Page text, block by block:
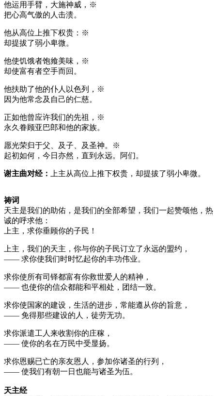
他运用手臂，大施神威，※
把心高气傲的人击溃。
他从高位上推下权贵：※
却提拔了弱小卑微。
他使饥饿者饱飨美味，※
却使富有者空手而回。
他扶助了他的仆人以色列，※
因为他常念及自己的仁慈。
正如他曾应许我们的先祖，※
永久眷顾亚巴郎和他的家族。
愿光荣归于父、及子、及圣神。※
起初如何，今日亦然，直到永远。阿们。
谢主曲对经： 上主从高位上推下权贵，却提拔了弱小卑微。
祷词
天主是我们的助佑，是我们的全部希望，我们一起赞颂他，热
诚的呼求他：
上主，求你垂顾你的子民！
上主，我们的天主，你与你的子民订立了永远的盟约，
—— 求你使我们时时忆起你的丰功伟业。
求你使所有司铎都富有你救世爱人的精神，
—— 也使你的信众都能和平相处，团结一致。
求你使国家的建设，生活的进步，常能遵从你的旨意，
—— 免得那些建设的人，徒劳无功。
求你派遣工人来收割你的庄稼，
—— 使你的名在万民中受显扬。
求你恩赐已亡的亲友恩人，参加你诸圣的行列，
—— 使我们有朝一日也能与诸圣为伍。
天主经